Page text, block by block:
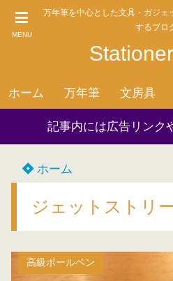
MENU
万年筆を中心とした文具・ガジェ
するブロ
ホーム 万年筆 文房具
記事内には広告リンク
ホーム
ジェットストリ
高級ボールペン